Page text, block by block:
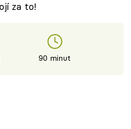
za to!
90 minut